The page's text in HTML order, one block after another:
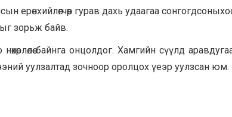
ерөнхийлөгчөөр гурав дахь удаагаа
зорьж байв.
байнга онцолдог. Хамгийн сүүлд
уулзалтад зочноор оролцох үеэр уулзсан юм.